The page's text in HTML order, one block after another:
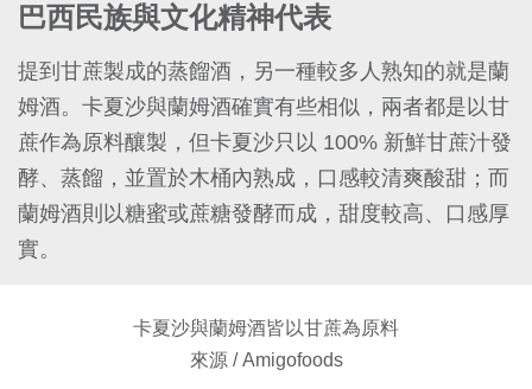
巴西民族與文化精神代表
提到甘蔗製成的蒸餾酒，另一種較多人熟知的就是蘭
姆酒。卡夏沙與蘭姆酒確實有些相似，兩者都是以甘
蔗作為原料釀製，但卡夏沙只以 100% 新鮮甘蔗汁發
酵、蒸餾，並置於木桶內熟成，口感較清爽酸甜；而
蘭姆酒則以糖蜜或蔗糖發酵而成，甜度較高、口感厚
實。
卡夏沙與蘭姆酒皆以甘蔗為原料
來源 / Amigofoods